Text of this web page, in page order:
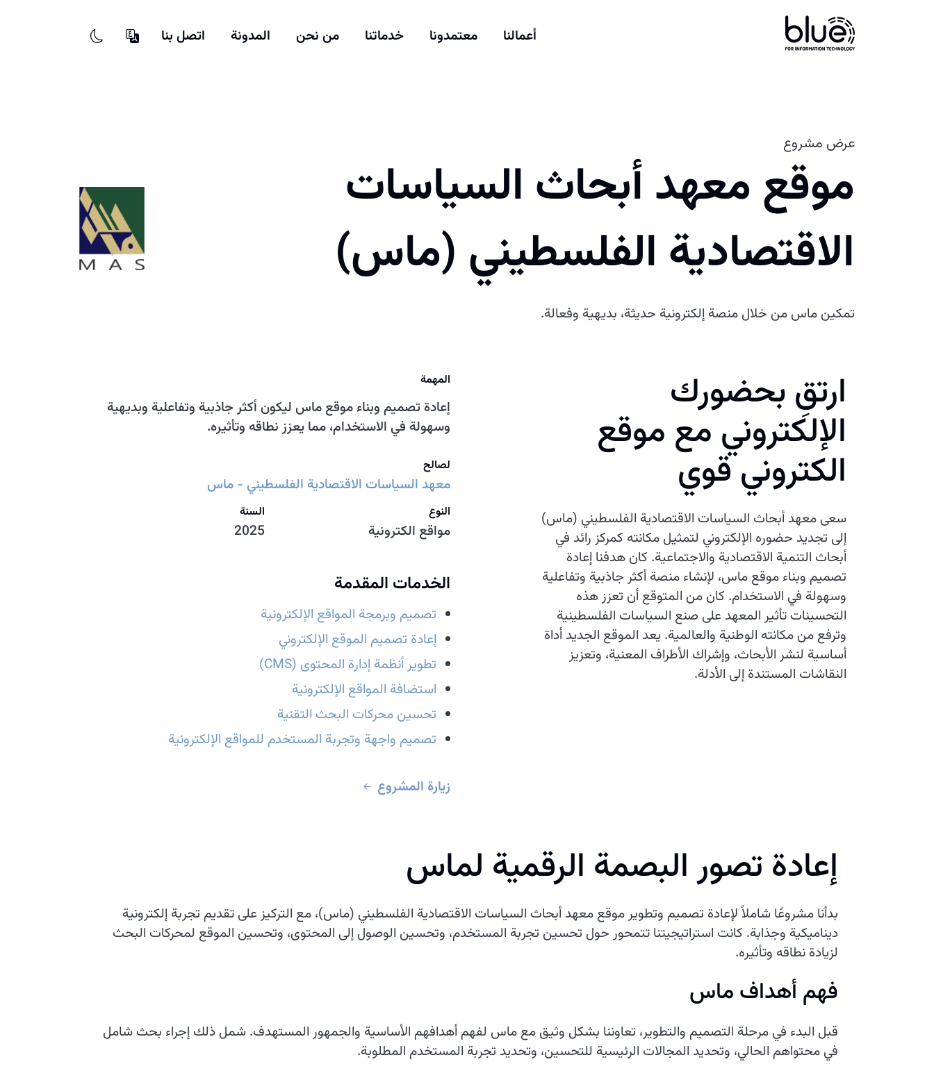
أعمالنا معتمدونا خدماتنا من نحن المدونة اتصل بنا
عرض مشروع
موقع معهد أبحاث السياسات
الاقتصادية الفلسطيني (ماس)
تمكين ماس من خلال منصة إلكترونية حديثة، بديهية وفعالة.
ارتقِ بحضورك
الإلكتروني مع موقع
الكتروني قوي
سعى معهد أبحاث السياسات الاقتصادية الفلسطيني (ماس)
إلى تجديد حضوره الإلكتروني لتمثيل مكانته كمركز رائد في
أبحاث التنمية الاقتصادية والاجتماعية. كان هدفنا إعادة
تصميم وبناء موقع ماس، لإنشاء منصة أكثر جاذبية وتفاعلية
وسهولة في الاستخدام. كان من المتوقع أن تعزز هذه
التحسينات تأثير المعهد على صنع السياسات الفلسطينية
وترفع من مكانته الوطنية والعالمية. يعد الموقع الجديد أداة
أساسية لنشر الأبحاث، وإشراك الأطراف المعنية، وتعزيز
النقاشات المستندة إلى الأدلة.
المهمة
إعادة تصميم وبناء موقع ماس ليكون أكثر جاذبية وتفاعلية وبديهية
وسهولة في الاستخدام، مما يعزز نطاقه وتأثيره.
لصالح
معهد السياسات الاقتصادية الفلسطيني - ماس
النوع
مواقع الكترونية
السنة
2025
الخدمات المقدمة
تصميم وبرمجة المواقع الإلكترونية
إعادة تصميم الموقع الإلكتروني
تطوير أنظمة إدارة المحتوى (CMS)
استضافة المواقع الإلكترونية
تحسين محركات البحث التقنية
تصميم واجهة وتجربة المستخدم للمواقع الإلكترونية
زيارة المشروع
إعادة تصور البصمة الرقمية لماس
بدأنا مشروعًا شاملاً لإعادة تصميم وتطوير موقع معهد أبحاث السياسات الاقتصادية الفلسطيني (ماس)، مع التركيز على تقديم تجربة إلكترونية
ديناميكية وجذابة. كانت استراتيجيتنا تتمحور حول تحسين تجربة المستخدم، وتحسين الوصول إلى المحتوى، وتحسين الموقع لمحركات البحث
لزيادة نطاقه وتأثيره.
فهم أهداف ماس
قبل البدء في مرحلة التصميم والتطوير، تعاوننا بشكل وثيق مع ماس لفهم أهدافهم الأساسية والجمهور المستهدف. شمل ذلك إجراء بحث شامل
في محتواهم الحالي، وتحديد المجالات الرئيسية للتحسين، وتحديد تجربة المستخدم المطلوبة.